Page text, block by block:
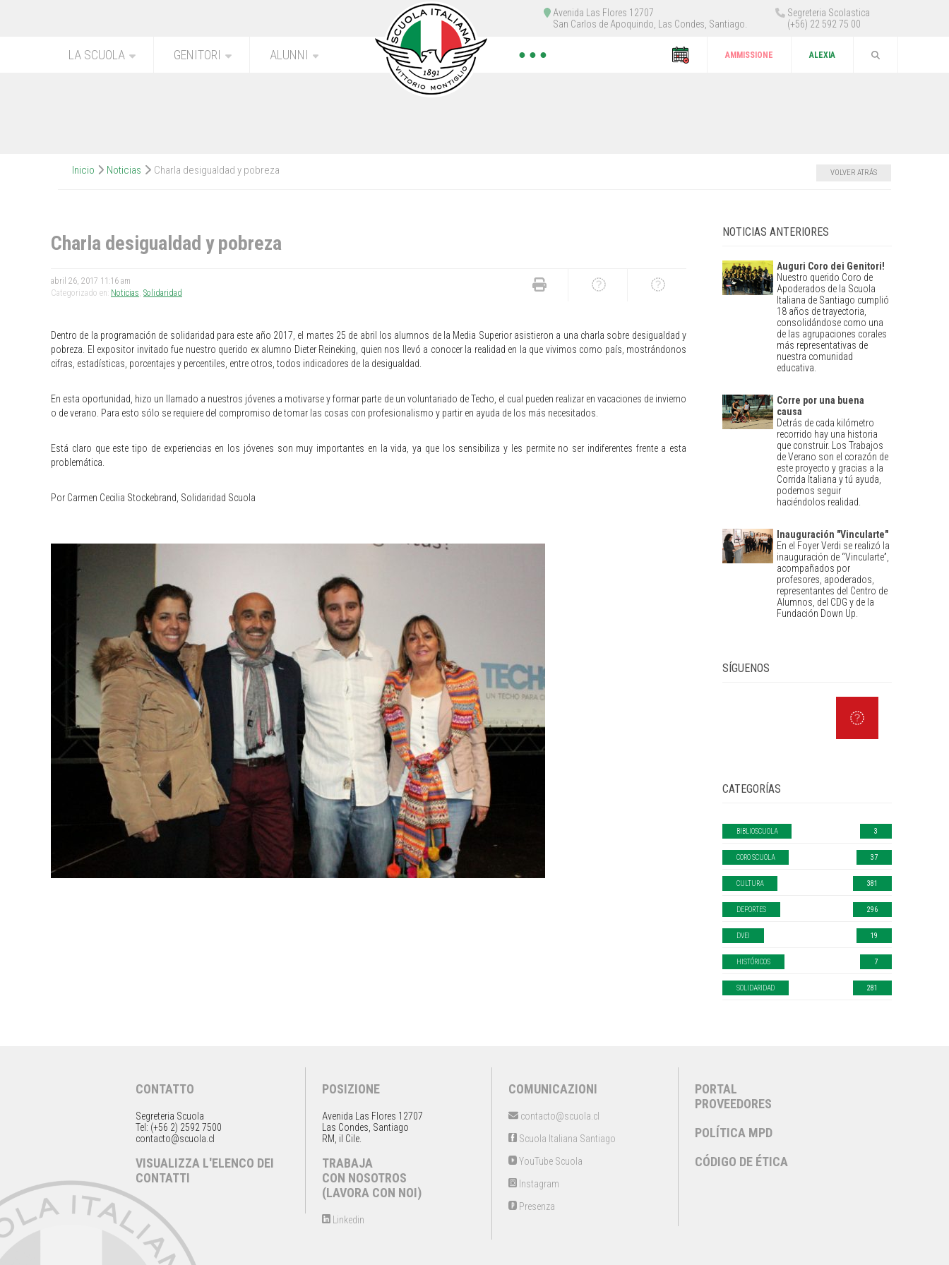
Segreteria Scolastica
(+56) 22 592 75 00
Avenida Las Flores 12707
San Carlos de Apoquindo, Las Condes, Santiago.
LA SCUOLA GENITORI ALUNNI ● ● ● ALEXIA
AMMISSIONE
Inicio Noticias Charla desigualdad y pobreza VOLVER ATRÁS
Charla desigualdad y pobreza
abril 26, 2017 11:16 am
Categorizado en: Noticias Solidaridad
Dentro de la programación de solidaridad para este año 2017, el martes 25 de abril los alumnos de la Media Superior asistieron a una charla sobre desigualdad y
pobreza. El expositor invitado fue nuestro querido ex alumno Dieter Reineking, quien nos llevó a conocer la realidad en la que vivimos como país, mostrándonos
cifras, estadísticas, porcentajes y percentiles, entre otros, todos indicadores de la desigualdad.
En esta oportunidad, hizo un llamado a nuestros jóvenes a motivarse y formar parte de un voluntariado de Techo, el cual pueden realizar en vacaciones de invierno
o de verano. Para esto sólo se requiere del compromiso de tomar las cosas con profesionalismo y partir en ayuda de los más necesitados.
Está claro que este tipo de experiencias en los jóvenes son muy importantes en la vida, ya que los sensibiliza y les permite no ser indiferentes frente a esta
problemática.
Por Carmen Cecilia Stockebrand, Solidaridad Scuola
NOTICIAS ANTERIORES
Auguri Coro dei Genitori!
Nuestro querido Coro de
Apoderados de la Scuola
Italiana de Santiago cumplió
18 años de trayectoria,
consolidándose como una
de las agrupaciones corales
más representativas de
nuestra comunidad
educativa.
Corre por una buena
causa
Detrás de cada kilómetro
recorrido hay una historia
que construir. Los Trabajos
de Verano son el corazón de
este proyecto y gracias a la
Corrida Italiana y tú ayuda,
podemos seguir
haciéndolos realidad.
Inauguración "Vincularte"
En el Foyer Verdi se realizó la
inauguración de “Vincularte”,
acompañados por
profesores, apoderados,
representantes del Centro de
Alumnos, del CDG y de la
Fundación Down Up.
SÍGUENOS
CATEGORÍAS
BIBLIOSCUOLA 3
CORO SCUOLA 37
CULTURA 381
DEPORTES 296
DVEI 19
HISTÓRICOS 7
SOLIDARIDAD 281
CONTATTO
Segreteria Scuola
Tel: (+56 2) 2592 7500
contacto@scuola.cl
VISUALIZZA L'ELENCO DEI
CONTATTI
POSIZIONE
Avenida Las Flores 12707
Las Condes, Santiago
RM, il Cile.
TRABAJA
CON NOSOTROS
(LAVORA CON NOI)
Linkedin
COMUNICAZIONI
contacto@scuola.cl
Scuola Italiana Santiago
YouTube Scuola
Instagram
Presenza
PORTAL
PROVEEDORES
POLÍTICA MPD
CÓDIGO DE ÉTICA